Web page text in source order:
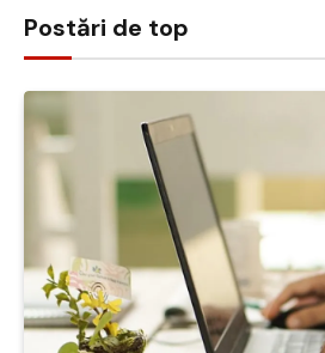
Postări de top